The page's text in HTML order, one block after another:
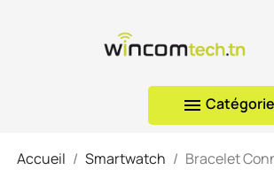

Accueil Smartwatch Bracelet